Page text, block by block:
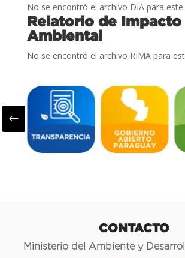
No se encontró el archivo DIA para este
Relatorio de Impacto
Ambiental
No se encontró el archivo RIMA para
#
CONTACTO
Ministerio del Ambiente y